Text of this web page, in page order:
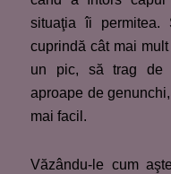
situaţia îi
cuprindă cât mai
un pic, să trag de
aproape de
mai facil.
Văzându-le cum